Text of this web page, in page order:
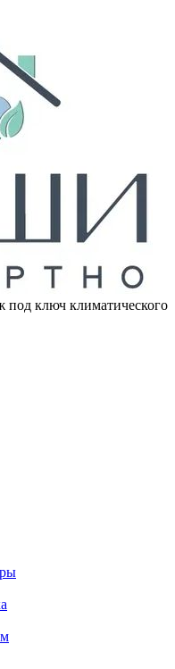
под ключ климатического